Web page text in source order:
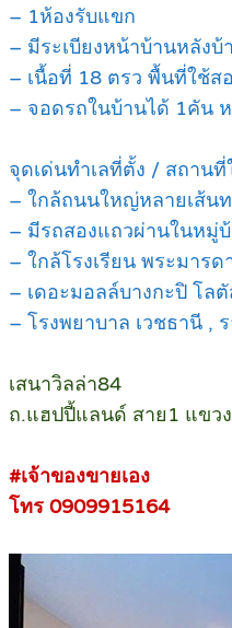
– 1ห้องรับแขก
– มีระเบียงหน้าบ้านหลัง
– เนื้อที่ 18 ตรว พื้นที่ใช้ส
– จอดรถในบ้านได้ 1คัน
จุดเด่นทำเลที่ตั้ง / สถานที่
– ใกล้ถนนใหญ่หลายเส้น
– มีรถสองแถวผ่านในหมู่
– ใกล้โรงเรียน พระมาร
– เดอะมอลล์บางกะปิ โล
– โรงพยาบาล เวชธานี ,
เสนาวิลล่า84
ถ.แฮปปี้แลนด์ สาย1 แขว
#เจ้าของขายเอง
โทร 0909915164